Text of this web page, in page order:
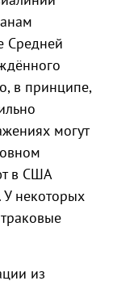
Средней
в принципе,
могут
в США
У некоторых
из